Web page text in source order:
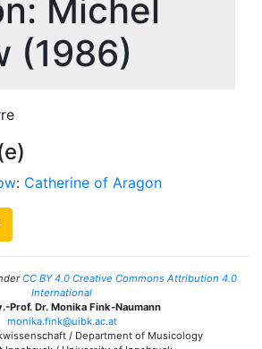
Michel
(1986)
: Catherine of Aragon
CC BY 4.0 Creative Commons Attribution 4.0
International
Prof. Dr. Monika Fink-Naumann
monika.fink@uibk.ac.at
/ Department of Musicology